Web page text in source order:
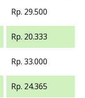
Rp. 29.500
Rp. 20.333
Rp. 33.000
Rp. 24.365